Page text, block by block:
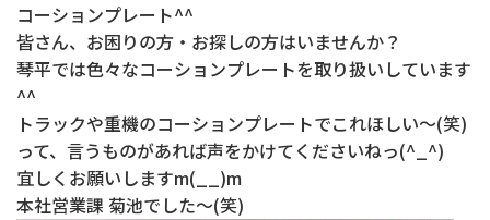
コーションプレート^^
皆さん、お困りの方・お探しの方はいませんか？
琴平では色々なコーションプレートを取り扱いしています
^^
トラックや重機のコーションプレートでこれほしい～(笑)
って、言うものがあれば声をかけてくださいねっ(^_^)
宜しくお願いしますm(__)m
本社営業課 菊池でした～(笑)